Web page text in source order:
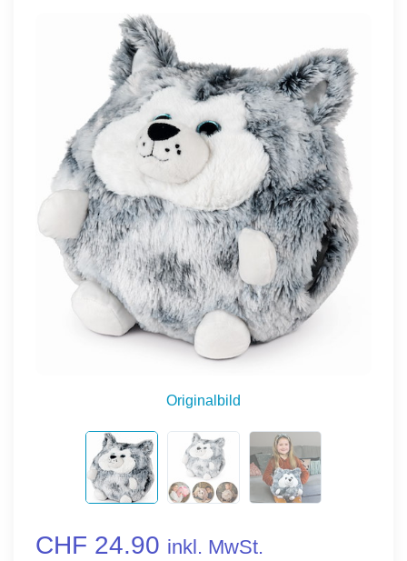
Originalbild
CHF 24.90 inkl. MwSt.